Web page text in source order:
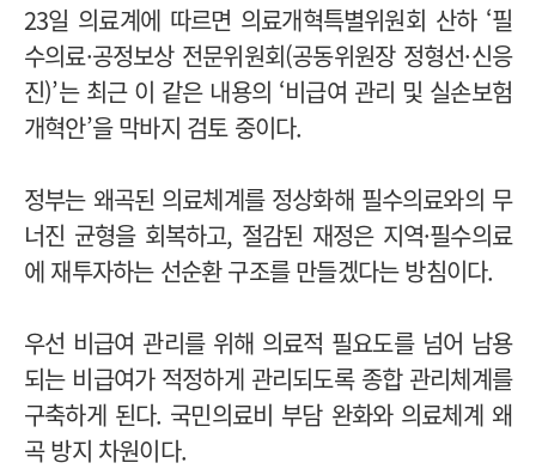
23일 의료계에 따르면 의료개혁특별위원회 산하 ‘필
수의료·공정보상 전문위원회(공동위원장 정형선·신응
진)’는 최근 이 같은 내용의 ‘비급여 관리 및 실손보험
개혁안’을 막바지 검토 중이다.
정부는 왜곡된 의료체계를 정상화해 필수의료와의 무
너진 균형을 회복하고, 절감된 재정은 지역·필수의료
에 재투자하는 선순환 구조를 만들겠다는 방침이다.
우선 비급여 관리를 위해 의료적 필요도를 넘어 남용
되는 비급여가 적정하게 관리되도록 종합 관리체계를
구축하게 된다. 국민의료비 부담 완화와 의료체계 왜
곡 방지 차원이다.